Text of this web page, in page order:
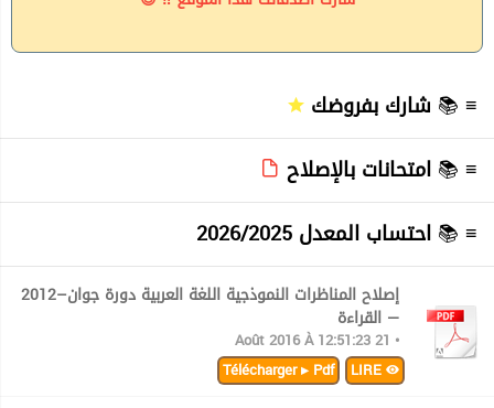
≡ 📚 شارك بفروضك
≡ 📚 امتحانات بالإصلاح
≡ 📚 احتساب المعدل 2026/2025
إصلاح المناظرات النموذجية اللغة العربية دورة جوان–2012
— القراءة
• 21 Août 2016 À 12:51:23
Télécharger ▸ Pdf